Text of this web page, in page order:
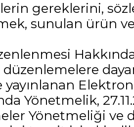
gereklerini,
sunulan ürün
yayınlanan
Yönetmelik,
Yönetmeliği